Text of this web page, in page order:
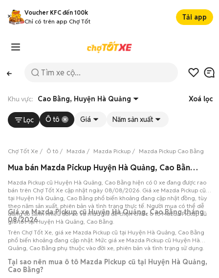
Voucher KFC đến 100k
Chỉ có trên app Chợ Tốt
Tải app
Khu vực: Cao Bằng, Huyện Hà Quảng Xoá lọc
Lọc Ô tô Giá Năm sản xuất
Chợ Tốt Xe Ô tô Mazda Mazda Pickup Mazda Pickup Cao Bằng
Mua bán Mazda Pickup Huyện Hà Quảng, Cao Bằng, 0 xe 08/08/2026
Mazda Pickup cũ Huyện Hà Quảng, Cao Bằng hiện có 0 xe đang được rao
bán trên Chợ Tốt Xe cập nhật ngày 08/08/2026. Giá xe Mazda Pickup cũ
tại Huyện Hà Quảng, Cao Bằng phổ biến khoảng đang cập nhật đồng, tùy
theo năm sản xuất, phiên bản và tình trạng thực tế. Người mua có thể dễ
dàng so sánh nhiều đời xe và mức giá để chọn chiếc ô tô Mazda Pickup cũ
giá tốt tại Huyện Hà Quảng, Cao Bằng.
Giá xe Mazda Pickup cũ Huyện Hà Quảng, Cao Bằng tháng
08/2026
Trên Chợ Tốt Xe, giá xe Mazda Pickup cũ tại Huyện Hà Quảng, Cao Bằng
phổ biến khoảng đang cập nhật. Mức giá xe Mazda Pickup cũ Huyện Hà
Quảng, Cao Bằng phụ thuộc vào đời xe, phiên bản và tình trạng sử dụng.
Tại sao nên mua ô tô Mazda Pickup cũ tại Huyện Hà Quảng,
Cao Bằng?